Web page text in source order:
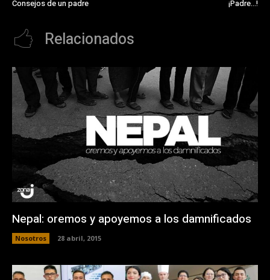
Consejos de un padre ¡Padre…!
Relacionados
Nepal: oremos y apoyemos a los damnificados
Nosotros 28 abril, 2015